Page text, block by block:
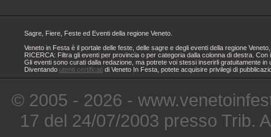
Sagre, Fiere, Feste ed Eventi della regione Veneto.
Veneto in Festa è il portale delle feste, delle sagre e degli eventi della regione
RICERCA: Filtra gli eventi per provincia o per categoria dalla colonna di destra.
Gli eventi sono curati dalla redazione, ma potrete voi stessi inserirli gratuitamente
Diventando utenti certificati di Veneto In Festa, potete acquisire privilegi di
© 2005 - 2026 -
17 del 24/07/2003 presso Trib.